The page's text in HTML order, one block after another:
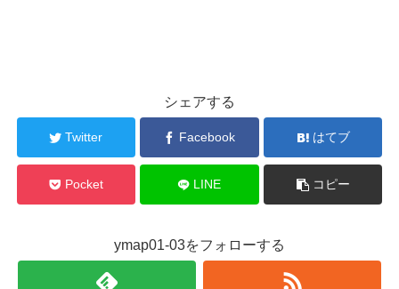
シェアする
Twitter Facebook はてブ
Pocket LINE コピー
ymap01-03をフォローする